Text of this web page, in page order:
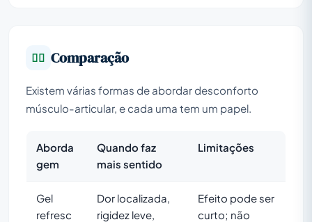
Comparação
Existem várias formas de abordar desconforto
músculo-articular, e cada uma tem um papel.
Aborda
gem
Quando faz
mais sentido
Limitações
Gel
refresc
Dor localizada,
rigidez leve,
Efeito pode ser
curto; não